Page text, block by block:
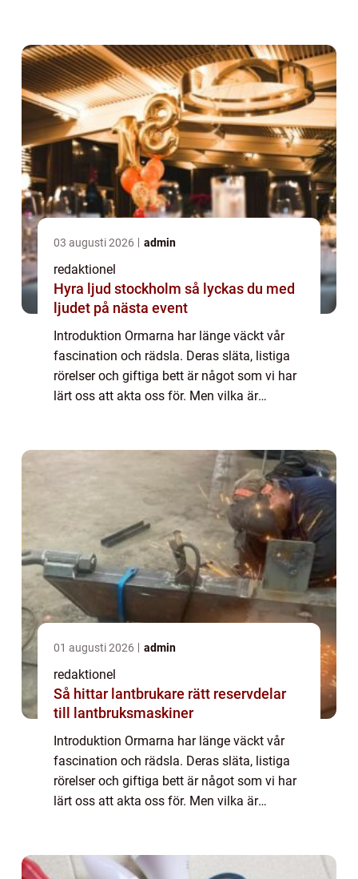
03 augusti 2026 admin
redaktionel
Hyra ljud stockholm så lyckas du med
ljudet på nästa event
Introduktion Ormarna har länge väckt vår
fascination och rädsla. Deras släta, listiga
rörelser och giftiga bett är något som vi har
lärt oss att akta oss för. Men vilka är
01 augusti 2026 admin
redaktionel
Så hittar lantbrukare rätt reservdelar
till lantbruksmaskiner
Introduktion Ormarna har länge väckt vår
fascination och rädsla. Deras släta, listiga
rörelser och giftiga bett är något som vi har
lärt oss att akta oss för. Men vilka är